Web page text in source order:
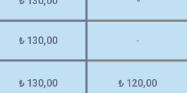
₺ 130,00 -
₺ 130,00 ₺ 120,00